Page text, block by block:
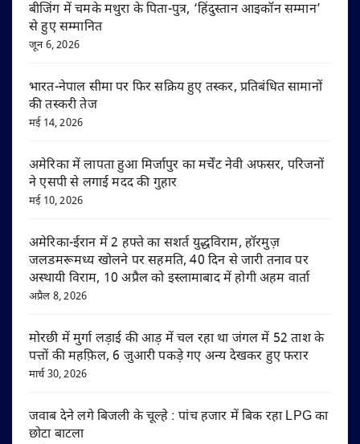
बीजिंग में चमके मथुरा के पिता-पुत्र, ‘हिंदुस्तान आइकॉन सम्मान’
से हुए सम्मानित
जून 6, 2026
भारत-नेपाल सीमा पर फिर सक्रिय हुए तस्कर, प्रतिबंधित सामानों
की तस्करी तेज
मई 14, 2026
अमेरिका में लापता हुआ मिर्जापुर का मर्चेंट नेवी अफसर, परिजनों
ने एसपी से लगाई मदद की गुहार
मई 10, 2026
अमेरिका-ईरान में 2 हफ्ते का सशर्त युद्धविराम, हॉरमुज़
जलडमरूमध्य खोलने पर सहमति, 40 दिन से जारी तनाव पर
अस्थायी विराम, 10 अप्रैल को इस्लामाबाद में होगी अहम वार्ता
अप्रैल 8, 2026
मोरछी में मुर्गा लड़ाई की आड़ में चल रहा था जंगल में 52 ताश के
पत्तों की महफ़िल, 6 जुआरी पकड़े गए अन्य देखकर हुए फरार
मार्च 30, 2026
जवाब देने लगे बिजली के चूल्हे : पांच हजार में बिक रहा LPG का
छोटा बाटला